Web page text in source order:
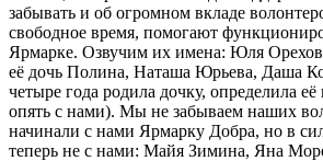
забывать и об огромном вкладе
свободное время, помогают
Ярмарке. Озвучим их имена: Юля
её дочь Полина, Наташа Юрьева, Даша
четыре года родила дочку, определила
опять с нами). Мы не забываем наших
начинали с нами Ярмарку Добра, но в
теперь не с нами: Майя Зимина, Яна